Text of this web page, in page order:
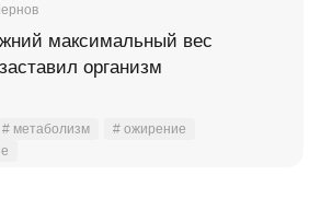
максимальный вес
организм
# метаболизм
# ожирение